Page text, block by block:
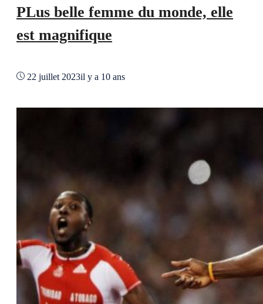
PLus belle femme du monde, elle
est magnifique
22 juillet 2023il y a 10 ans